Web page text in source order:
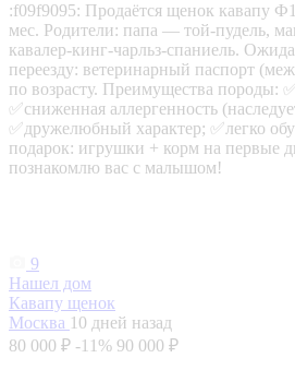
:f09f9095: Продаётся щенок кавапу
мес. Родители: папа — той‑пудель,
кавалер‑кинг‑чарльз‑спаниель.
переезду: ветеринарный паспорт
по возрасту. Преимущества породы:
✅сниженная аллергенность
✅дружелюбный характер; ✅легко
подарок: игрушки + корм на первые
познакомлю вас с малышом!
9
Нашел дом
Кавапу щенок
Москва 10 дней назад
80 000 ₽ -11% 90 000 ₽